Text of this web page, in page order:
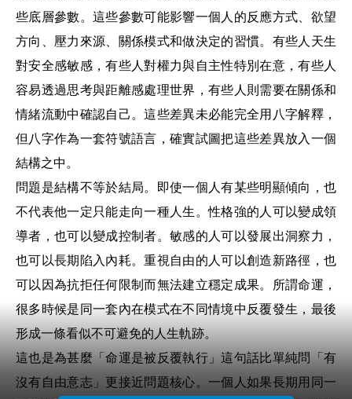
些底層參數。這些參數可能影響一個人的反應方式、欲望
方向、壓力來源、關係模式和做決定的習慣。有些人天生
對安全感敏感，有些人對權力與自主性特別在意，有些人
容易透過思考與距離感處理世界，有些人則需要在關係和
情緒流動中確認自己。這些差異未必能完全用八字解釋，
但八字作為一套符號語言，確實試圖把這些差異放入一個
結構之中。
問題是結構不等於結局。即使一個人有某些明顯傾向，也
不代表他一定只能走向一種人生。性格強的人可以變成領
導者，也可以變成控制者。敏感的人可以發展出洞察力，
也可以長期陷入內耗。重視自由的人可以創造新路徑，也
可以因為抗拒任何限制而無法建立穩定成果。所謂命運，
很多時候是同一套內在模式在不同情境中反覆發生，最後
形成一條看似不可避免的人生軌跡。
這也是為甚麼「命運是被反覆執行」這句話比單純問「有
沒有自由意志」更接近問題核心。一個人如果長期用同一